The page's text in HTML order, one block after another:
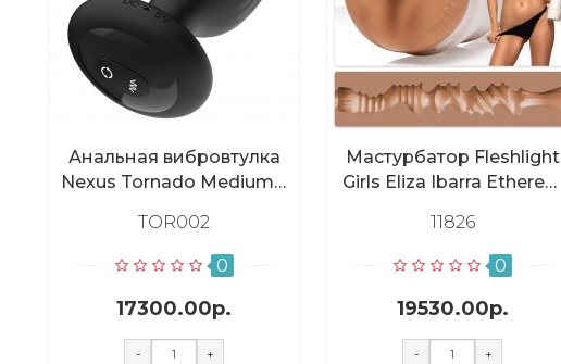
Анальная вибровтулка
Nexus Tornado Medium с
черная
TOR002
0
17300.00р.
- +
Мастурбатор Fleshlight
Girls Eliza Ibarra Ethereal,
11826
0
19530.00р.
- +